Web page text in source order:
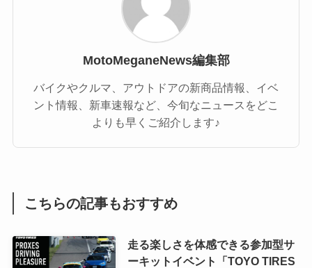
MotoMeganeNews編集部
バイクやクルマ、アウトドアの新商品情報、イベ
ント情報、新車速報など、今旬なニュースをどこ
よりも早くご紹介します♪
こちらの記事もおすすめ
走る楽しさを体感できる参加型サ
ーキットイベント「TOYO TIRES